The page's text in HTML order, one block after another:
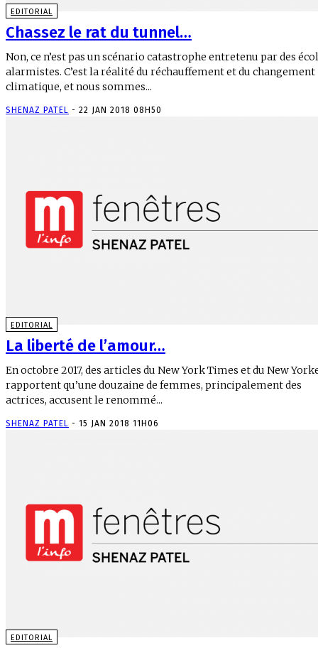
EDITORIAL
Chassez le rat du tunnel…
Non, ce n’est pas un scénario catastrophe entretenu par des
alarmistes. C’est la réalité du réchauffement et du changement
climatique, et nous sommes...
SHENAZ PATEL - 22 JAN 2018 08H50
EDITORIAL
La liberté de l’amour…
En octobre 2017, des articles du New York Times et du New
rapportent qu’une douzaine de femmes, principalement des
actrices, accusent le renommé...
SHENAZ PATEL - 15 JAN 2018 11H06
EDITORIAL